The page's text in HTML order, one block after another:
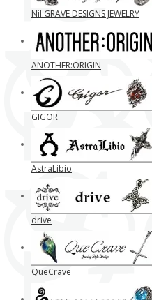
Nil:GRAVE DESIGNS JEWELRY
ANOTHER:ORIGIN
GIGOR
AstraLibio
drive
QueCrave